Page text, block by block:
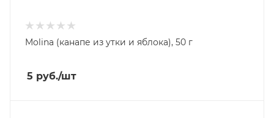
Molina (канапе из утки и яблока), 50 г
5 руб./шт